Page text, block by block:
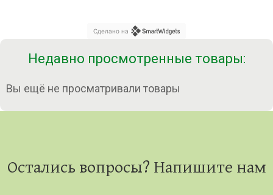
Сделано на
Недавно просмотренные товары:
Вы ещё не просматривали товары
Остались вопросы? Напишите нам